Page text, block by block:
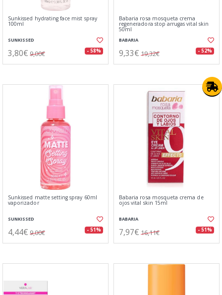
Sunkissed hydrating face mist spray
100ml
SUNKISSED
3,80€ 9,00€ - 58%
Babaria rosa mosqueta crema
regeneradora stop arrugas vital skin
50ml
BABARIA
9,33€ 19,32€ - 52%
Sunkissed matte setting spray 60ml
vaporizador
SUNKISSED
4,44€ 9,00€ - 51%
Babaria rosa mosqueta crema de
ojos vital skin 15ml
BABARIA
7,97€ 16,11€ - 51%